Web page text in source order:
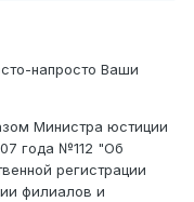
напросто Ваши
Министра юстиции
года №112 "Об
регистрации
филиалов и